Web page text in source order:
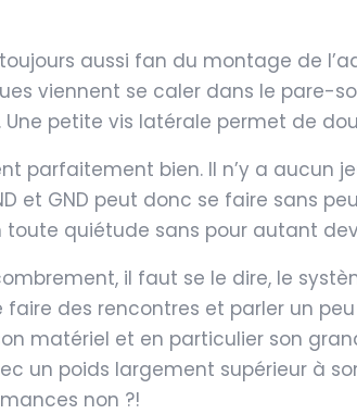
aussi fan du montage de
viennent se caler dans le pare-
Une petite vis latérale permet de
parfaitement bien. Il n’y a aucun
et GND peut donc se faire sans
quiétude sans pour autant
il faut se le dire, le
faire des rencontres et parler un
matériel et en particulier son
un poids largement supérieur à
non ?!